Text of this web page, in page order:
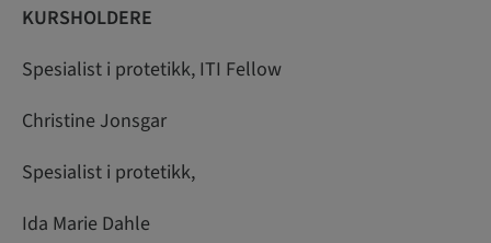
KURSHOLDERE
Spesialist i protetikk, ITI Fellow
Christine Jonsgar
Spesialist i protetikk,
Ida Marie Dahle